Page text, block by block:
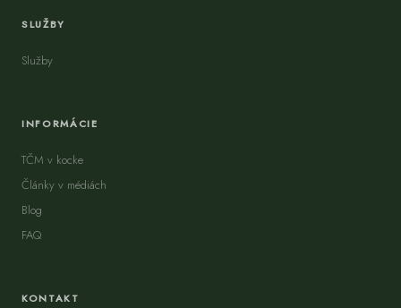
SLUŽBY
Služby
INFORMÁCIE
TČM v kocke
Články v médiách
Blog
FAQ
KONTAKT